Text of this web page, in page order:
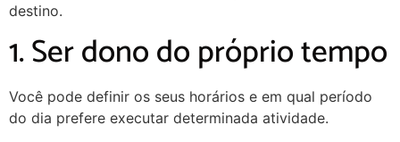
destino.
1. Ser dono do próprio tempo
Você pode definir os seus horários e em qual período
do dia prefere executar determinada atividade.